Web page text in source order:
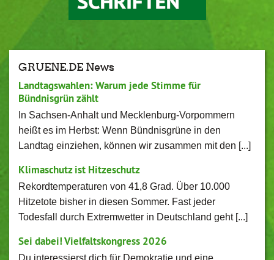
GRUENE.DE News
Landtagswahlen: Warum jede Stimme für
Bündnisgrün zählt
In Sachsen-Anhalt und Mecklenburg-Vorpommern
heißt es im Herbst: Wenn Bündnisgrüne in den
Landtag einziehen, können wir zusammen mit den [...]
Klimaschutz ist Hitzeschutz
Rekordtemperaturen von 41,8 Grad. Über 10.000
Hitzetote bisher in diesen Sommer. Fast jeder
Todesfall durch Extremwetter in Deutschland geht [...]
Sei dabei! Vielfaltskongress 2026
Du interessierst dich für Demokratie und eine